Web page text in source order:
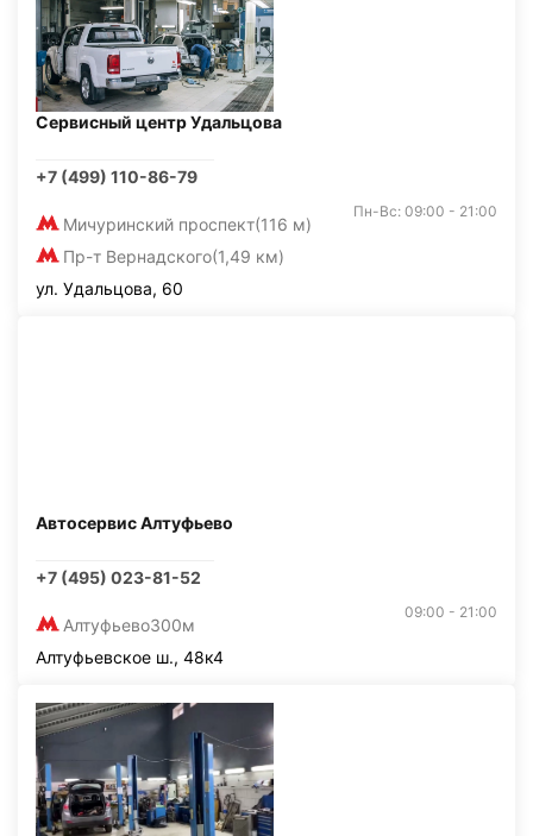
Сервисный центр Удальцова
+7 (499) 110-86-79
Мичуринский проспект(116 м)
Пр-т Вернадского(1,49 км)
Пн-Вс: 09:00 - 21:00
ул. Удальцова, 60
Автосервис Алтуфьево
+7 (495) 023-81-52
Алтуфьево300м
09:00 - 21:00
Алтуфьевское ш., 48к4